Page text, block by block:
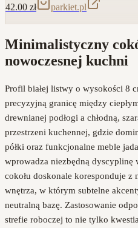
42.00 zł parkiet.pl
Minimalistyczny
nowoczesnej kuchni
Profil białej listwy o wysokości 8
precyzyjną granicę między
drewnianej podłogi a chłodną,
przestrzeni kuchennej, gdzie
półki oraz funkcjonalne meble
wprowadza niezbędną dyscyplinę
cokołu doskonale koresponduje z
wnętrza, w którym subtelne
neutralną bazę. Zastosowanie
strefie roboczej to nie tylko